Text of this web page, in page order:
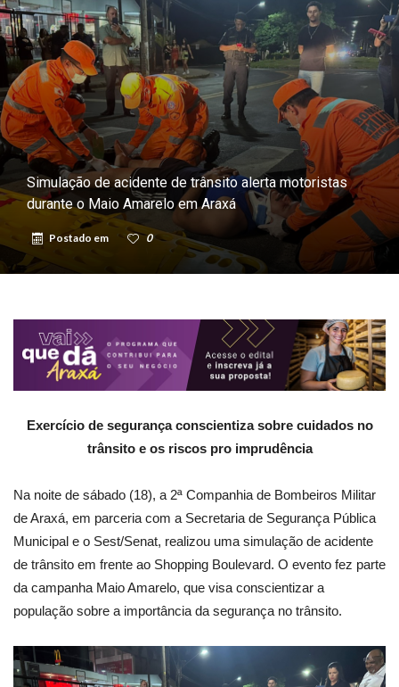
Simulação de acidente de trânsito alerta motoristas
durante o Maio Amarelo em Araxá
Postado em 0
Exercício de segurança conscientiza sobre cuidados no
trânsito e os riscos pro imprudência
Na noite de sábado (18), a 2ª Companhia de Bombeiros Militar
de Araxá, em parceria com a Secretaria de Segurança Pública
Municipal e o Sest/Senat, realizou uma simulação de acidente
de trânsito em frente ao Shopping Boulevard. O evento fez parte
da campanha Maio Amarelo, que visa conscientizar a
população sobre a importância da segurança no trânsito.